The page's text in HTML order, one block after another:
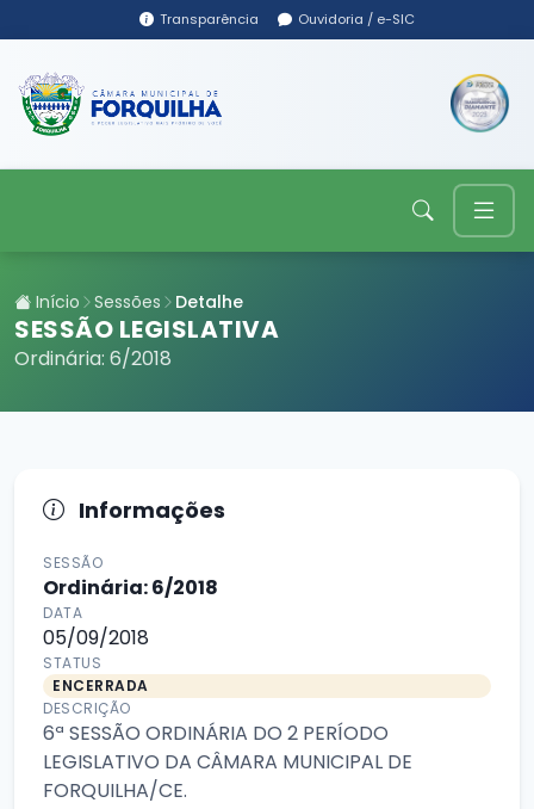
Transparência Ouvidoria / e-SIC
Início Sessões Detalhe
SESSÃO LEGISLATIVA
Ordinária: 6/2018
Informações
SESSÃO
Ordinária: 6/2018
DATA
05/09/2018
STATUS
ENCERRADA
DESCRIÇÃO
6ª SESSÃO ORDINÁRIA DO 2 PERÍODO
LEGISLATIVO DA CÂMARA MUNICIPAL DE
FORQUILHA/CE.